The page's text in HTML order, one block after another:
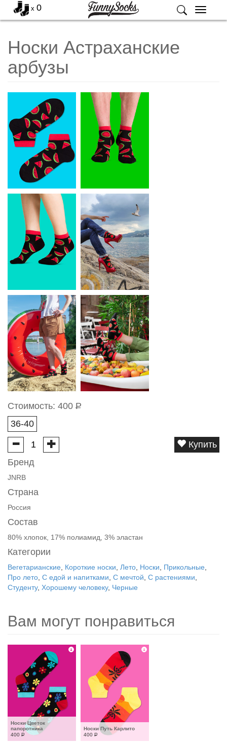
Меню
x 0
Носки Астраханские
арбузы
Стоимость: 400 Р
36-40
Купить
Бренд
JNRB
Страна
Россия
Состав
80% хлопок, 17% полиамид, 3% эластан
Категории
Вегетарианские Короткие носки Лето Носки Прикольные
Про лето С едой и напитками С мечтой С растениями
Студенту, Хорошему человеку, Черные
Вам могут понравиться
Носки Цветок
папоротника
400 Р
Носки Путь Карлито
400 Р